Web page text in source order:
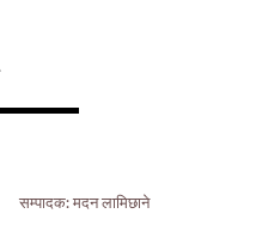
सम्पादक: मदन लामिछाने